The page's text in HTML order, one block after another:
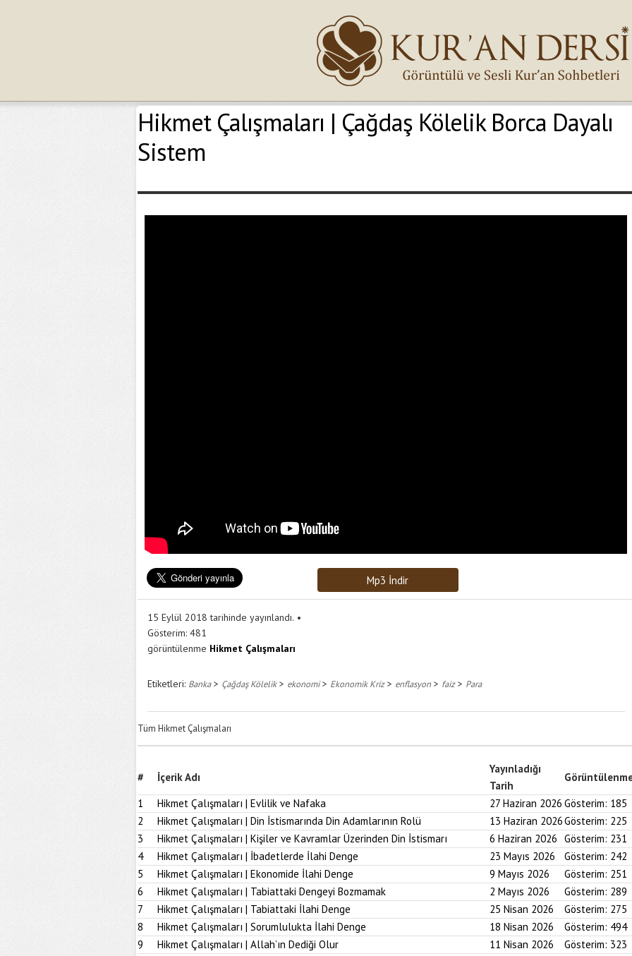
Hikmet Çalışmaları | Çağdaş Kölelik Borca Dayalı
Sistem
Mp3 İndir
15 Eylül 2018 tarihinde yayınlandı.
Gösterim: 481
görüntülenme Hikmet Çalışmaları
Etiketleri: Banka> Çağdaş Kölelik> ekonomi> Ekonomik Kriz> enflasyon > faiz> Para
Tüm Hikmet Çalışmaları
# İçerik Adı
Yayınladığı
Tarih
1
Hikmet Çalışmaları | Evlilik ve Nafaka 27 Haziran 2026 Gösterim: 185
2
Hikmet Çalışmaları | Din İstismarında Din Adamlarının Rolü 13 Haziran 2026Gösterim: 225
3
Hikmet Çalışmaları | Kişiler ve Kavramlar Üzerinden Din İstismarı 6 Haziran 2026 Gösterim: 231
4
Hikmet Çalışmaları | İbadetlerde İlahi Denge 23 Mayıs 2026 Gösterim: 242
5
Hikmet Çalışmaları | Ekonomide İlahi Denge 9 Mayıs 2026 Gösterim: 251
6
Hikmet Çalışmaları | Tabiattaki Dengeyi Bozmamak 2 Mayıs 2026 Gösterim: 289
7
Hikmet Çalışmaları | Tabiattaki İlahi Denge 25 Nisan 2026 Gösterim: 275
8
Hikmet Çalışmaları | Sorumlulukta İlahi Denge 18 Nisan 2026 Gösterim: 494
9
Hikmet Çalışmaları | Allah’ın Dediği Olur 11 Nisan 2026 Gösterim: 323
İsminiz (*)